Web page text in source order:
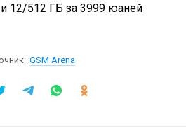
12/512 ГБ за 3999 юаней
GSM Arena